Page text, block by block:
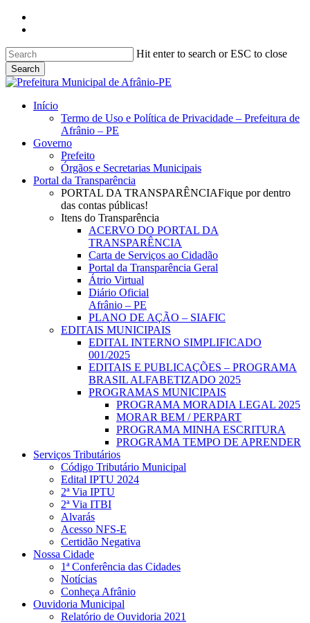
Skip
content
Hit enter to search or ESC to close
Search
Close
search
Menu
Início
Termo de Uso e Política de Privacidade – Prefeitura de
Afrânio – PE
Governo
Prefeito
Órgãos e Secretarias Municipais
Portal da Transparência
PORTAL DA TRANSPARÊNCIAFique por dentro
das contas públicas!
Itens do Transparência
ACERVO DO PORTAL DA
TRANSPARÊNCIA
Carta de Serviços ao Cidadão
Portal da Transparência Geral
Átrio Virtual
Diário Oficial
Afrânio – PE
PLANO DE AÇÃO – SIAFIC
EDITAIS MUNICIPAIS
EDITAL INTERNO SIMPLIFICADO
001/2025
EDITAIS E PUBLICAÇÕES – PROGRAMA
BRASIL ALFABETIZADO 2025
PROGRAMAS MUNICIPAIS
PROGRAMA MORADIA LEGAL 2025
MORAR BEM / PERPART
PROGRAMA MINHA ESCRITURA
PROGRAMA TEMPO DE APRENDER
Serviços Tributários
Código Tributário Municipal
Edital IPTU 2024
2ª Via IPTU
2ª Via ITBI
Alvarás
Acesso NFS-E
Certidão Negativa
Nossa Cidade
1ª Conferência das Cidades
Notícias
Conheça Afrânio
Ouvidoria Municipal
Relatório de Ouvidoria 2021